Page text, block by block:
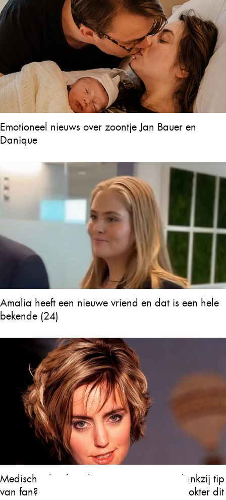
Emotioneel nieuws over zoontje Jan Bauer en
Danique
Amalia heeft een nieuwe vriend en dat is een hele
bekende (24)
Medische doorbraak voor Kim Kay (48) dankzij tip
van fan? “Ik begrijp niet dat geen enkele dokter dit